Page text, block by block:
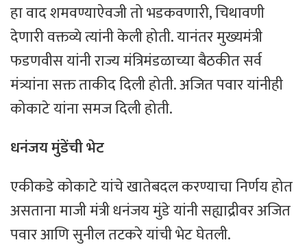
हा वाद शमवण्याऐवजी तो भडकवणारी, चिथावणी
देणारी वक्तव्ये त्यांनी केली होती. यानंतर मुख्यमंत्री
फडणवीस यांनी राज्य मंत्रिमंडळाच्या बैठकीत सर्व
मंत्र्यांना सक्त ताकीद दिली होती. अजित पवार यांनीही
कोकाटे यांना समज दिली होती.
धनंजयमुंडेंचीभेट
एकीकडे कोकाटे यांचे खातेबदल करण्याचा निर्णय होत
असताना माजी मंत्री धनंजय मुंडे यांनी सह्याद्रीवर अजित
पवार आणि सुनील तटकरे यांची भेट घेतली.